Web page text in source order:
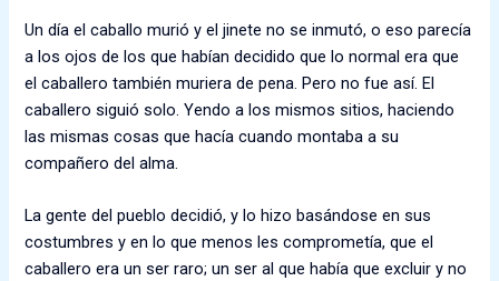
Un día el caballo murió y el jinete no se inmutó, o eso parecía
a los ojos de los que habían decidido que lo normal era que
el caballero también muriera de pena. Pero no fue así. El
caballero siguió solo. Yendo a los mismos sitios, haciendo
las mismas cosas que hacía cuando montaba a su
compañero del alma.
La gente del pueblo decidió, y lo hizo basándose en sus
costumbres y en lo que menos les comprometía, que el
caballero era un ser raro; un ser al que había que excluir y no